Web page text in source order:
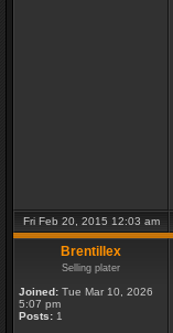
Fri Feb 20, 2015 12:03 am
Brentillex
Selling plater
Joined: Tue Mar 10, 2026
5:07 pm
Posts: 1